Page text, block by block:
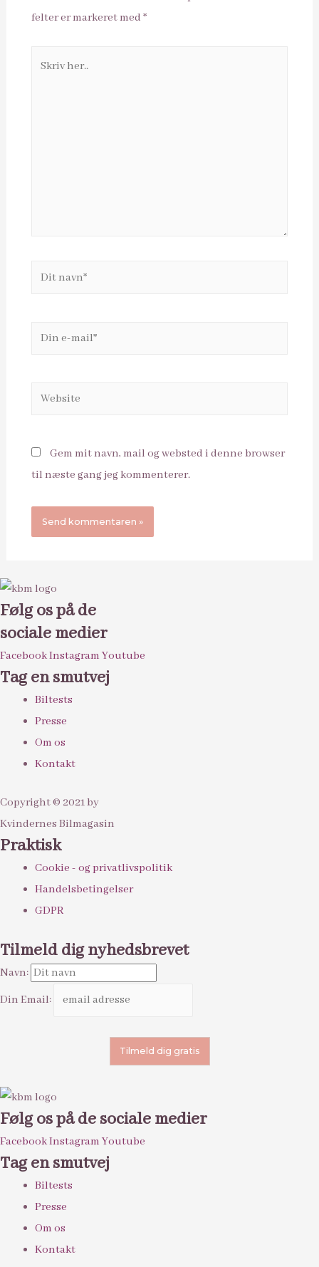
felter er markeret med *
Dit
Din
Website
Gem mit navn, mail og websted i denne browser
til næste gang jeg kommenterer.
Følg os på de
sociale medier
FacebookInstagram Youtube
Tag en smutvej
Biltests
Presse
Om os
Kontakt
Copyright © 2021 by
Kvindernes Bilmagasin
Praktisk
Cookie - og privatlivspolitik
Handelsbetingelser
GDPR
Tilmeld dig nyhedsbrevet
Navn:
Din Email:
Følg os på de sociale medier
FacebookInstagram Youtube
Tag en smutvej
Biltests
Presse
Om os
Kontakt